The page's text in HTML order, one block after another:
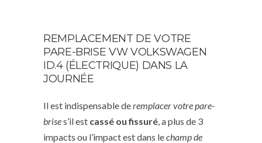
REMPLACEMENT DE VOTRE
PARE-BRISE VW VOLKSWAGEN
ID.4 (ÉLECTRIQUE) DANS LA
JOURNÉE
Il est indispensable deremplacer votre pare-
brises’il est cassé ou fissuré , a plus de 3
impacts ou l’impact est dans lechamp de